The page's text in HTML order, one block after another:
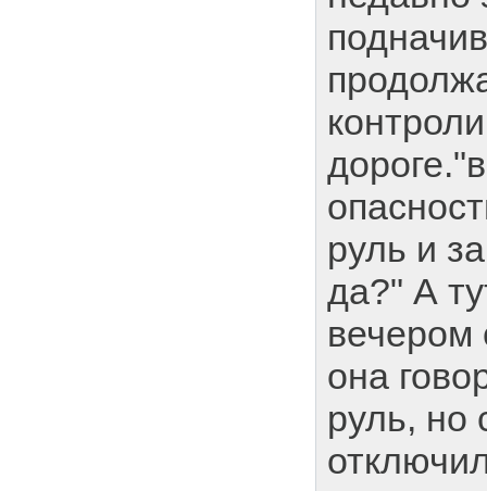
руль и
да?" А
вечером
она
руль, но